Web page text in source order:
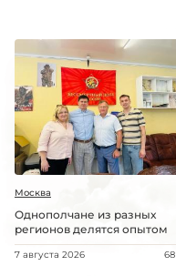
Москва
Однополчане из разных
регионов делятся опытом
7 августа 2026 68